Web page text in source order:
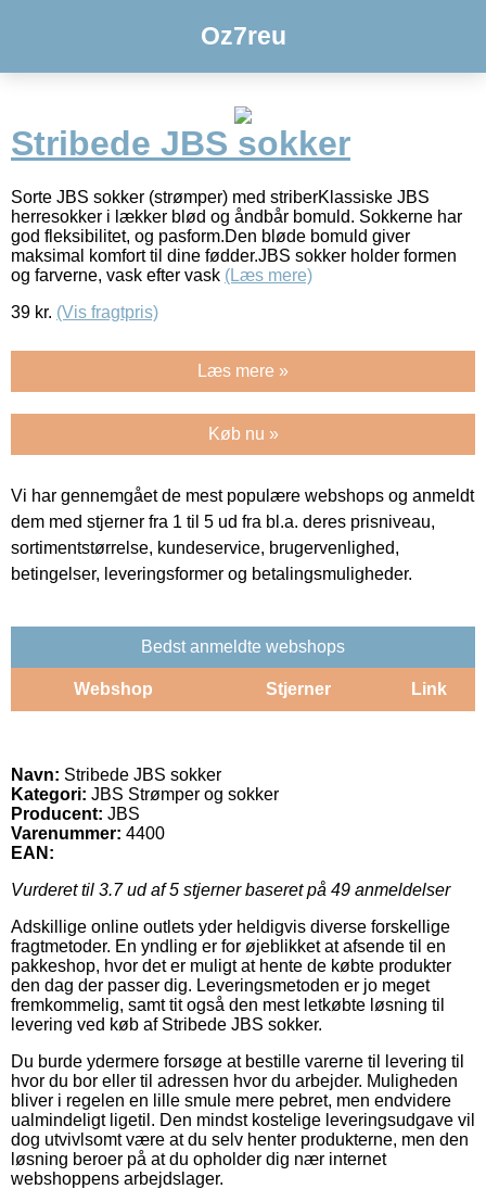
Oz7reu
Stribede JBS sokker
Sorte JBS sokker (strømper) med striberKlassiske JBS
herresokker i lækker blød og åndbår bomuld. Sokkerne har
god fleksibilitet, og pasform.Den bløde bomuld giver
maksimal komfort til dine fødder.JBS sokker holder formen
og farverne, vask efter vask (Læs mere)
39 kr. (Vis fragtpris)
Læs mere »
Køb nu »
Vi har gennemgået de mest populære webshops og anmeldt
dem med stjerner fra 1 til 5 ud fra bl.a. deres prisniveau,
sortimentstørrelse, kundeservice, brugervenlighed,
betingelser, leveringsformer og betalingsmuligheder.
Bedst anmeldte webshops
Webshop Stjerner Link
Navn: Stribede JBS sokker
Kategori: JBS Strømper og sokker
Producent: JBS
Varenummer: 4400
EAN:
Vurderet til 3.7ud af 5 stjerner baseret på 49 anmeldelser
Adskillige online outlets yder heldigvis diverse forskellige
fragtmetoder. En yndling er for øjeblikket at afsende til en
pakkeshop, hvor det er muligt at hente de købte produkter
den dag der passer dig. Leveringsmetoden er jo meget
fremkommelig, samt tit også den mest letkøbte løsning til
levering ved køb af Stribede JBS sokker.
Du burde ydermere forsøge at bestille varerne til levering til
hvor du bor eller til adressen hvor du arbejder. Muligheden
bliver i regelen en lille smule mere pebret, men endvidere
ualmindeligt ligetil. Den mindst kostelige leveringsudgave vil
dog utvivlsomt være at du selv henter produkterne, men den
løsning beroer på at du opholder dig nær internet
webshoppens arbejdslager.